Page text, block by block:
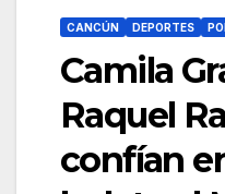
CANCÚN DEPORTES
Camila
Raquel
confían